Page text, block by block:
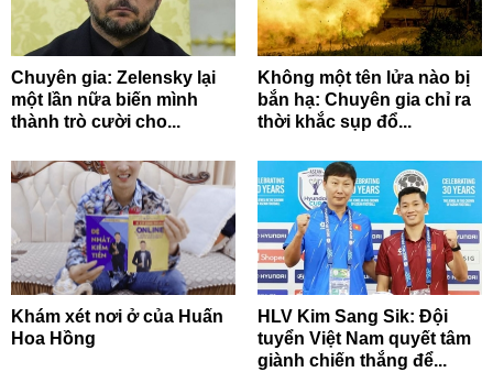
Chuyên gia: Zelensky lại
một lần nữa biến mình
thành trò cười cho...
Không một tên lửa nào bị
bắn hạ: Chuyên gia chỉ ra
thời khắc sụp đổ...
Khám xét nơi ở của Huấn
Hoa Hồng
HLV Kim Sang Sik: Đội
tuyển Việt Nam quyết tâm
giành chiến thắng để...